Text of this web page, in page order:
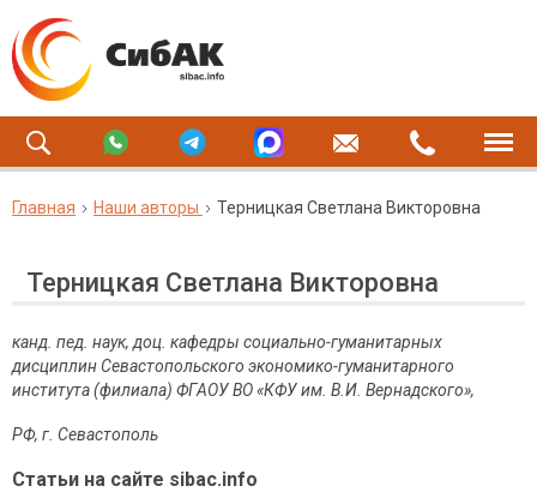
Главная Наши авторы Терницкая Светлана Викторовна
Терницкая Светлана Викторовна
канд. пед. наук, доц. кафедры социально-гуманитарных
дисциплин Севастопольского экономико-гуманитарного
института (филиала) ФГАОУ ВО «КФУ им. В.И. Вернадского»,
РФ, г. Севастополь
Статьи на сайте sibac.info